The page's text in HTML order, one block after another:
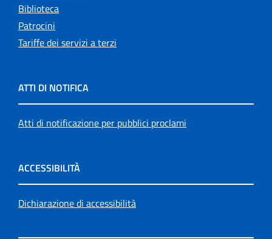
Biblioteca
Patrocini
Tariffe dei servizi a terzi
ATTI DI NOTIFICA
Atti di notificazione per pubblici proclami
ACCESSIBILITÀ
Dichiarazione di accessibilità